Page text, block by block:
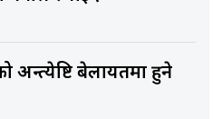
अन्त्येष्टि बेलायतमा हुने